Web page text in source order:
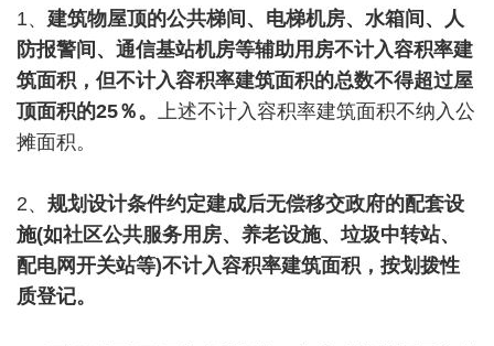
1、 建筑物屋顶的公共梯间、电梯机房、水箱间、人
防报警间、通信基站机房等辅助用房不计入容积率建
筑面积，但不计入容积率建筑面积的总数不得超过屋
顶面积的25％。 上述不计入容积率建筑面积不纳入公
摊面积。
2、 规划设计条件约定建成后无偿移交政府的配套设
施(如社区公共服务用房、养老设施、垃圾中转站、
配电网开关站等)不计入容积率建筑面积，按划拨性
质登记。